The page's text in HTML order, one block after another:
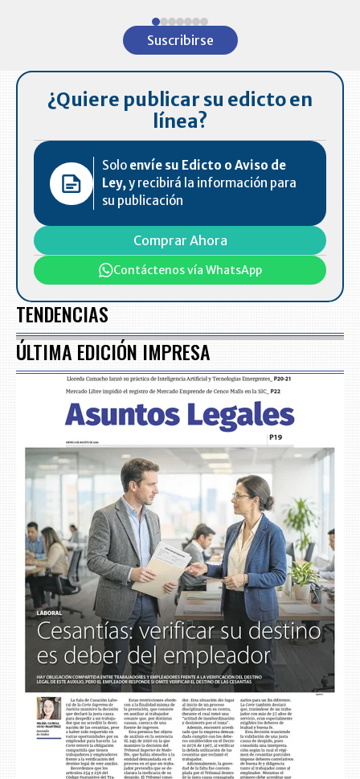
Suscribirse
¿Quiere publicar su edicto en
línea?
Solo envíe su Edicto o Aviso de
Ley,y recibirá la información para
su publicación
Comprar Ahora
Contáctenos vía WhatsApp
TENDENCIAS
ÚLTIMA EDICIÓN IMPRESA